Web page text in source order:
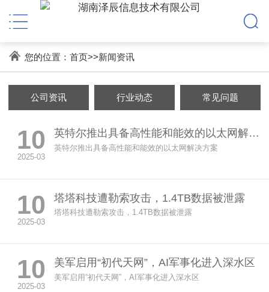
您的位置： 首页>>新闻资讯
公司资讯 行业动态 常见问题
10
2025-03
英特尔推出具备高性能和能效的以太网解决方案
英特尔推出具备高性能和能效的以太网解决方案
10
2025-03
塔塔科技遭勒索攻击，1.4TB数据被泄露
塔塔科技遭勒索攻击，1.4TB数据被泄露
10
2025-03
美军启用“初代天网”，AI军事化进入深水区
美军启用“初代天网”，AI军事化进入深水区